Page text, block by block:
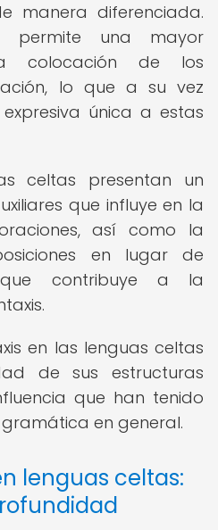
manera diferenciada.
permite una mayor
colocación de los
lo que a su vez
única a estas
celtas presentan un
que influye en la
así como la
en lugar de
que contribuye a la
en las lenguas celtas
de sus estructuras
que han tenido
en general.
lenguas celtas: